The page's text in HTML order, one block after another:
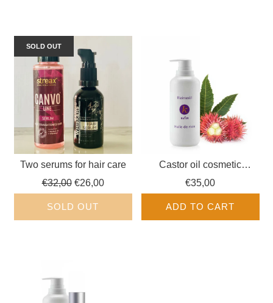
SOLD OUT
Two serums for hair care
Regular
€32,00 €26,00
SOLD OUT
Castor oil cosmetic
NATUR
€35,00
ADD TO CART